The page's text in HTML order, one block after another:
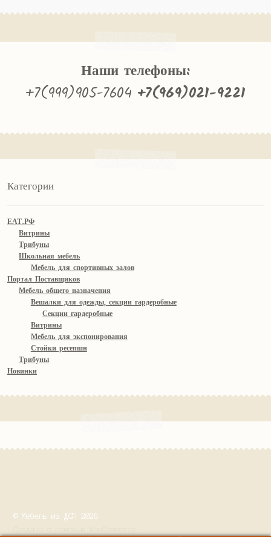
Наши телефоны:
+7(999)905-7604 +7(969)021-9221
Категории
ЕАТ.РФ
Витрины
Трибуны
Школьная мебель
Мебель для спортивных залов
Портал Поставщиков
Мебель общего назначения
Вешалки для одежды, секции гардеробные
Секции гардеробные
Витрины
Мебель для экспонирования
Стойки ресепшн
Трибуны
Новинки
© Мебель из ДСП 2026